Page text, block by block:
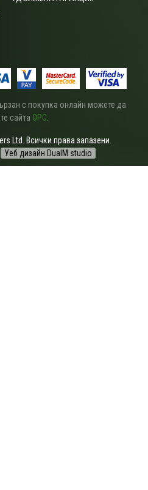
с покупка онлайн можете да
сайта ОРС.
Ltd. Всички права запазени.
Уеб дизайн DualM studio